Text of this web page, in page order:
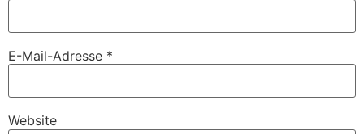
E-Mail-Adresse *
Website